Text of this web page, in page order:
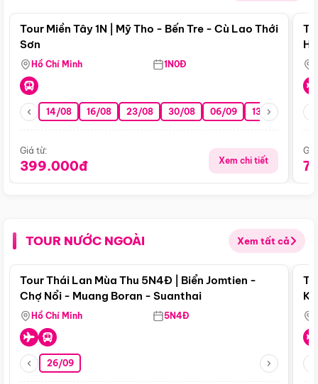
Tour Miền Tây 1N | Mỹ Tho - Bến Tre - Cù Lao Thới
Sơn
Hồ Chí Minh 1N0Đ
14/08 16/08 23/08 30/08 06/09 13/09 20/09
Giá từ:
399.000đ Xem chi tiết
TOUR NƯỚC NGOÀI Xem tất cả
Điểm nổi bật
Tour Thái Lan Mùa Thu 5N4Đ | Biển Jomtien -
Chợ Nổi - Muang Boran - Suanthai
Hồ Chí Minh 5N4Đ
26/09